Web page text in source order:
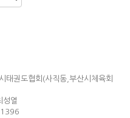
권도협회(사직동,부산시체육회
열